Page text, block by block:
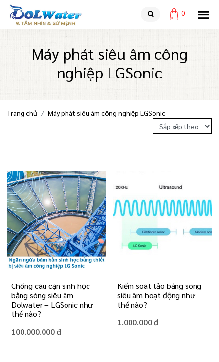
0
Máy phát siêu âm công
nghiệp LGSonic
Trang chủ Máy phát siêu âm công nghiệp LGSonic
Chống cáu cặn sinh học
bằng sóng siêu âm
Dolwater – LGSonic như
thế nào?
100.000.000 đ
Kiểm soát tảo bằng sóng
siêu âm hoạt động như
thế nào?
1.000.000 đ